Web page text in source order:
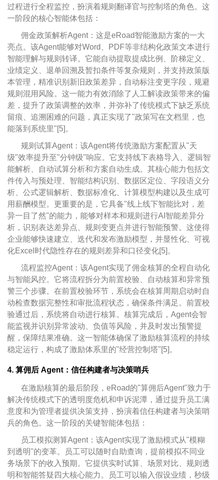
过程进行全程监控，扮演着规则翻译官与控制塔的角色。这
一阶段的核心智能体包括：
佣金政策解析Agent：这是eRoad智能激励方案的一大
亮点。该Agent能够对Word、PDF等非结构化政策文本进行
智能理解与规则转译。它能自动提取提成比例、阶梯定义、
业绩定义、退单回溯及暂扣条件等复杂规则，并支持政策版
本管理，精准识别新旧政策差异，自动标注变更字段，规避
规则混用风险。这一能力有效消除了人工解读政策带来的偏
差，提升了政策调整的效率，并弥补了传统模式下缺乏系统
留痕、追溯困难的问题，真正实现了"政策写在文档里，也
能落到系统里"[5]。
规则试算Agent：该Agent将传统激励方案配置从"天
级"效率提升至"分钟级"响应。它支持线下表格导入、逻辑智
能解析、自动试算分析和方案自动生成。其核心能力包括文
件传入与预处理、智能结构识别、数据区定位、字段语义分
析、公式逻辑解析、数据标准化、计算模型构建以及生成可
用薪酬模型。更重要的是，它具备"线上线下智能比对，差
异一目了然"的能力，能够对样本和规则进行AI智能差异分
析，识别表达差异点、规则变更点并进行智能预警。这使得
企业能够快速建立、迭代和发布激励模型，并显性化、可视
化Excel时代隐性存在的规则差异和口径变化[5]。
流程监控Agent：该Agent实现了佣金核算的全程自动化
与智能风控。它将流程拆分为前置校验、自动核算和异常预
警三个步骤。在前置校验环节，系统会在核算周期启动时自
动检查数据完整性和审批流程状态，确保条件满足。前置校
验通过后，系统将自动进行核算。核算完成后，Agent会智
能监视并识别异常波动、负值等风险，并及时发出预警提
醒，保障结果准确。这一智能体确保了激励核算流程的持续
稳定运行，构成了激励体系里的"经营控制塔"[5]。
4. 算佣后 Agent：信任构建者与决策哨兵
在激励核算的最后阶段，eRoad的"算佣后Agent"致力于
解决传统模式下的透明度危机和申诉泥潭，通过提升员工满
意度和为管理者提供决策支持，扮演着信任构建者与决策哨
兵的角色。这一阶段的关键智能体包括：
员工模拟测算Agent：该Agent实现了激励模式从"模糊
到透明"的变革。员工可以随时自助查询，提前模拟不同业
务场景下的收入预期。它提供实时试算、场景对比、规则透
明和智能答疑四大核心能力。员工可以输入假设业绩，秒级